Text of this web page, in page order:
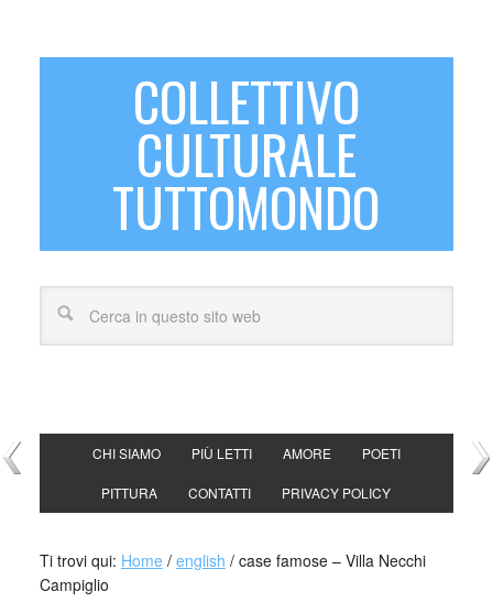
COLLETTIVO
CULTURALE
TUTTOMONDO
CHI SIAMO PIÙ LETTI AMORE POETI
PITTURA CONTATTI PRIVACY POLICY
Ti trovi qui: Home / english /case famose – Villa Necchi
Campiglio